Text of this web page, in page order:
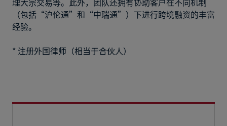
（包括“沪伦通”和“中瑞通”）下进行跨境融资的丰富
经验。
* 注册外国律师（相当于合伙人）